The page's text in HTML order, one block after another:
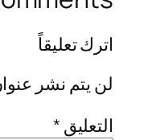
اترك تعليقاً
لن يتم نشر
التعليق *